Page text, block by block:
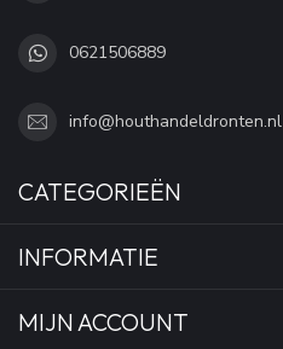
0621506889
info@houthandeldronten.nl
CATEGORIEËN
INFORMATIE
MIJN ACCOUNT